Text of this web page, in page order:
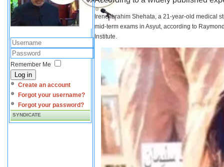
Remember Me
Log in
Create an account
Forgot your username?
Forgot your password?
SYNDICATE
Irene Ibrahim Shehata, a 21-year-old medical
mid-term exams in Asyut, according to
Institute.